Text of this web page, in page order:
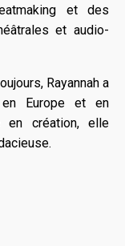
et des
et audio-
Rayannah a
Europe et en
en création, elle